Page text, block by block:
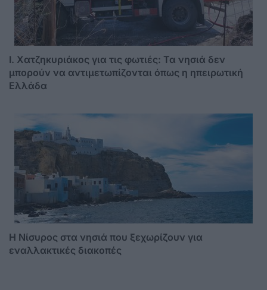
I. Χατζηκυριάκος για τις φωτιές: Τα νησιά δεν
μπορούν να αντιμετωπίζονται όπως η ηπειρωτική
Ελλάδα
Η Νίσυρος στα νησιά που ξεχωρίζουν για
εναλλακτικές διακοπές